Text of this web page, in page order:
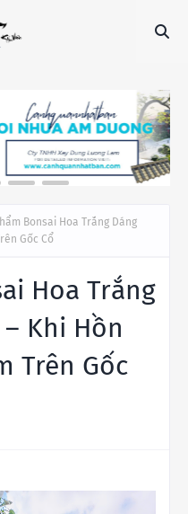
Bonsai Hoa Trắng Dáng
Gốc Cổ
Hoa Trắng
Khi Hồn
Trên Gốc